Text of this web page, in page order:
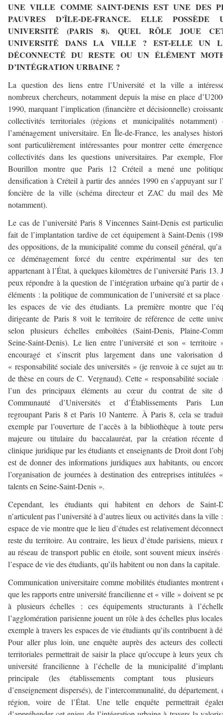
UNE VILLE COMME SAINT-DENIS EST UNE DES
PAUVRES D’ÎLE-DE-FRANCE. ELLE POSSÈDE
UNIVERSITÉ (PARIS 8). QUEL RÔLE JOUE
UNIVERSITÉ DANS LA VILLE ? EST-ELLE UN
DÉCONNECTÉ DU RESTE OU UN ÉLÉMENT
D’INTÉGRATION URBAINE ?
La question des liens entre l’Université et la ville a
nombreux chercheurs, notamment depuis la mise en place
1990, marquant l’implication (financière et décisionnelle)
collectivités territoriales (régions et municipalités notamment)
l’aménagement universitaire. En Île-de-France, les analyses
sont particulièrement intéressantes pour montrer cette
collectivités dans les questions universitaires. Par exemple,
Bourillon montre que Paris 12 Créteil a mené une
densification à Créteil à partir des années 1990 en s’appuyant sur
foncière de la ville (schéma directeur et ZAC du mail des
notamment).
Le cas de l’université Paris 8 Vincennes Saint-Denis est
fait de l’implantation tardive de cet équipement à Saint-Denis
des oppositions, de la municipalité comme du conseil général,
ce déménagement forcé du centre expérimental sur des
appartenant à l’État, à quelques kilomètres de l’université Paris 13.
peux répondre à la question de l’intégration urbaine qu’à partir de
éléments : la politique de communication de l’université et sa place
les espaces de vie des étudiants. La première montre que
dirigeante de Paris 8 voit le territoire de référence de cette
selon plusieurs échelles emboîtées (Saint-Denis, Plaine-
Seine-Saint-Denis). Le lien entre l’université et son « territoire
encouragé et s’inscrit plus largement dans une valorisation
« responsabilité sociale des universités » (je renvoie à ce sujet au
de thèse en cours de C. Vergnaud). Cette « responsabilité sociale
l’un des principaux éléments au cœur du contrat de site
Communauté d’Universités et d’Établissements Paris
regroupant Paris 8 et Paris 10 Nanterre. À Paris 8, cela se
exemple par l’ouverture de l’accès à la bibliothèque à toute
majeure ou titulaire du baccalauréat, par la création récente
clinique juridique par les étudiants et enseignants de Droit dont
est de donner des informations juridiques aux habitants, ou
l’organisation de journées à destination des entreprises intitulées
talents en Seine-Saint-Denis ».
Cependant, les étudiants qui habitent en dehors de Saint-
n’articulent pas l’université à d’autres lieux ou activités dans la ville
espace de vie montre que le lieu d’études est relativement
reste du territoire. Au contraire, les lieux d’étude parisiens, mieux
au réseau de transport public en étoile, sont souvent mieux insérés
l’espace de vie des étudiants, qu’ils habitent ou non dans la capitale.
Communication universitaire comme mobilités étudiantes montrent
que les rapports entre université francilienne et « ville » doivent se
à plusieurs échelles : ces équipements structurants à
l’agglomération parisienne jouent un rôle à des échelles plus
exemple à travers les espaces de vie étudiants qu’ils contribuent à
Pour aller plus loin, une enquête auprès des acteurs des
territoriales permettrait de saisir la place qu’occupe à leurs yeux
université francilienne à l’échelle de la municipalité
principale (les établissements comptant tous plusieurs
d’enseignement dispersés), de l’intercommunalité, du département,
région, voire de l’État. Une telle enquête permettrait